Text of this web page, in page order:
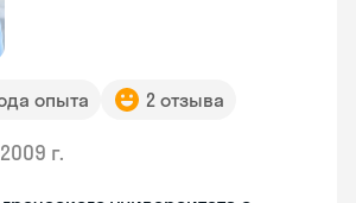
опыта 2 отзыва
2009 г.